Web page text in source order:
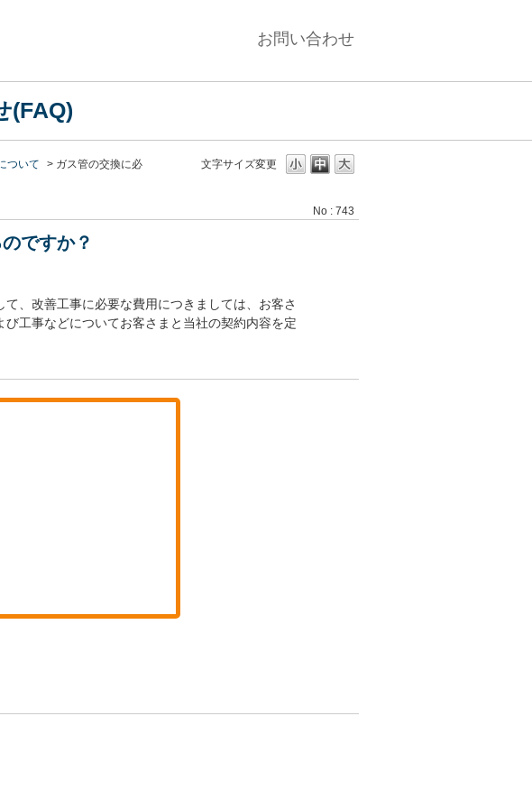
お問い合わせ
(FAQ)
文字サイズ変更
ついて > ガス管の交換に必
No : 743
ですか？
、改善工事に必要な費用につきましては、お客さ
工事などについてお客さまと当社の契約内容を定